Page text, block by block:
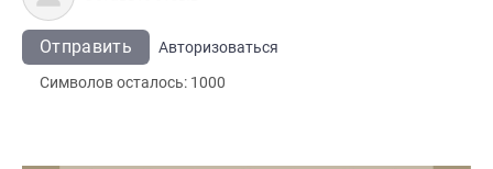
Отправить
Авторизоваться
Символов осталось: 1000